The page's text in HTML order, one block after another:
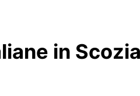
in Scozia